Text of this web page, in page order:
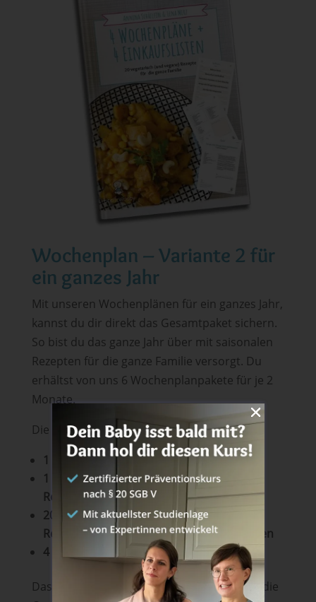
Wochenplan – Variante 2 für
ein ganzes Jahr
Mit unseren Wochenplänen für ein ganzes Jahr,
kannst du dir direkt das Gesamtpaket sichern.
So bist du das ganze Jahr über mit saisonalen
Rezepten für die ganze Familie versorgt. Du
erhältst von uns 6 Wochenplanpakete für je 2
Monate.
Die Pakete enthalten jeweils:
1 PDF Dokument mit 4 Wochenplänen
1 PDF Dokument mit 20 Rezepte – je 5
Rezepte pro Woche
20 gelingsichere vegane und vegetarische
Rezepte, die der ganzen Familie schmecken
4 Einkaufslisten zum Ausdrucken
Das ist sozusagen dasAll-In-Paket, das dir die